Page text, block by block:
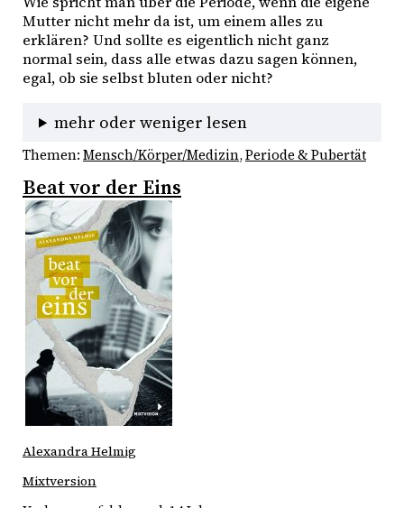
Mutter nicht mehr da ist, um einem alles zu
erklären? Und sollte es eigentlich nicht ganz
normal sein, dass alle etwas dazu sagen können,
egal, ob sie selbst bluten oder nicht?
mehr oder weniger lesen
Themen: Mensch/Körper/Medizin, Periode & Pubertät
Beat vor der Eins
Alexandra Helmig
Mixtversion